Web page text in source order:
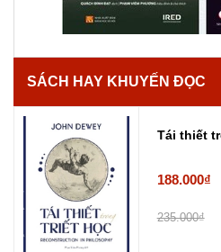
SÁCH HAY KHUYẾN ĐỌC
Tái thiết
188.000₫
235.000₫